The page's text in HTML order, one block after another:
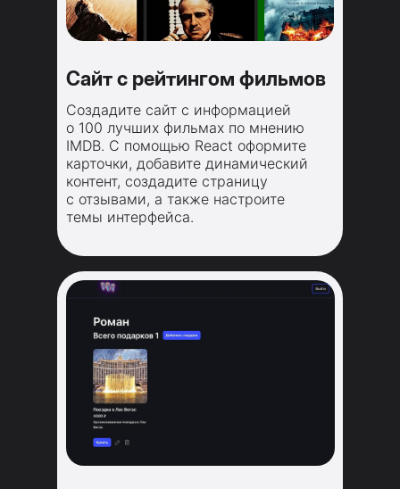
Создадите сайт с информацией
о 100 лучших фильмах по мнению
IMDB. С помощью React оформите
карточки, добавите динамический
контент, создадите страницу
с отзывами, а также настроите
темы интерфейса.
Сайт с рейтингом фильмов